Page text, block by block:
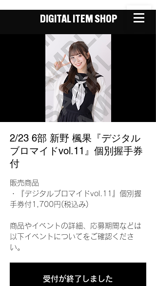
DIGITAL ITEM SHOP
2/23 6部 新野 楓果『デジタル
ブロマイドvol.11』個別握手券
付
販売商品
・『デジタルブロマイドvol.11』個別握
手券付1,700円(税込み)
商品やイベントの詳細、応募期間などは
以下イベントについてをご確認くださ
い。
受付が終了しました